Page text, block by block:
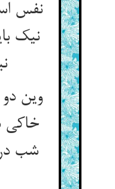
نفس
نیک
وین دو
خاکی
شب